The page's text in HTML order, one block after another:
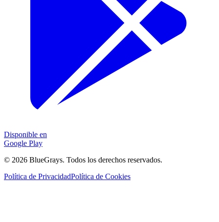
Disponible en
Google Play
© 2026 BlueGrays. Todos los derechos reservados.
Política de PrivacidadPolítica de Cookies